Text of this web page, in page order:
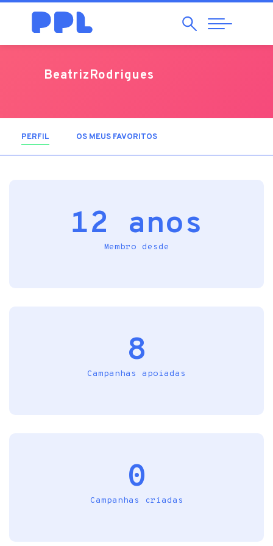
Pesquisar
Abrir
Navegação
BeatrizRodrigues
PERFIL (SEPARADOR ATIVO)
OS MEUS FAVORITOS
12 anos
Membro desde
8
Campanhas apoiadas
0
Campanhas criadas